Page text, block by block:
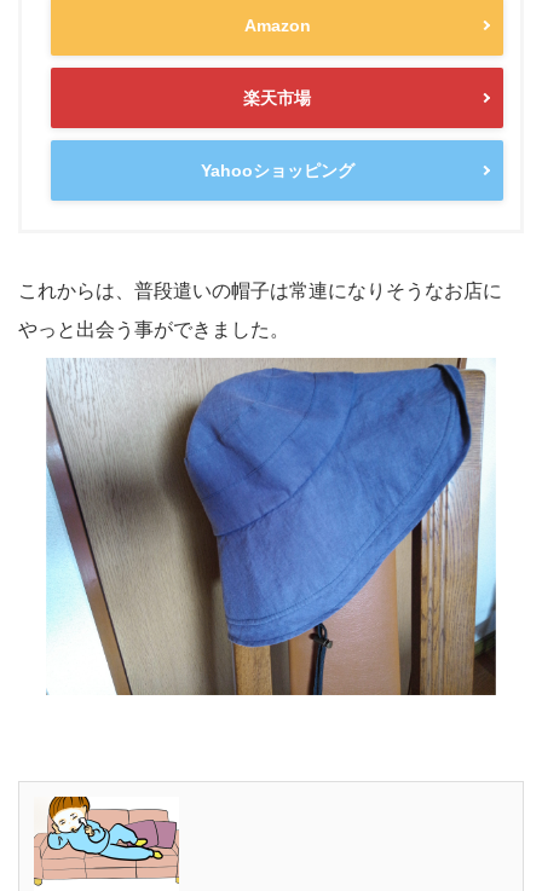
Amazon
楽天市場
Yahooショッピング
これからは、普段遣いの帽子は常連になりそうなお店に
やっと出会う事ができました。